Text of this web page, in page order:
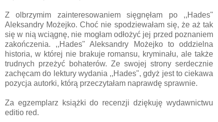
Z olbrzymim zainteresowaniem sięgnęłam po ,,Hades"
Aleksandry Możejko. Choć nie spodziewałam się, że aż tak
się w nią wciągnę, nie mogłam odłożyć jej przed poznaniem
zakończenia. ,,Hades" Aleksandry Możejko to oddzielna
historia, w której nie brakuje romansu, kryminału, ale także
trudnych przeżyć bohaterów. Ze swojej strony serdecznie
zachęcam do lektury wydania ,,Hades", gdyż jest to ciekawa
pozycja autorki, którą przeczytałam naprawdę sprawnie.
Za egzemplarz książki do recenzji dziękuję wydawnictwu
editio red.